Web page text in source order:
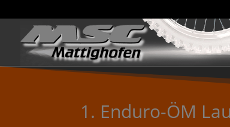
1. Enduro-ÖM